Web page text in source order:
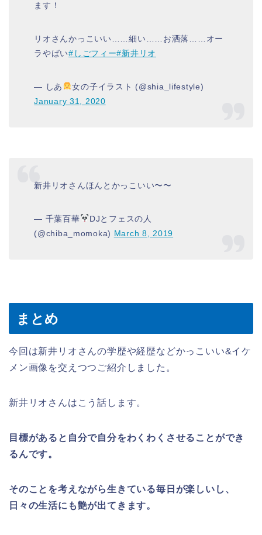
ます！
リオさんかっこいい……細い……お洒落……オー
ラやばい#しごフィー#新井リオ
— しあ
女の子イラスト (@shia_lifestyle)
January 31, 2020
新井リオさんほんとかっこいい〜〜
— 千葉百華
DJとフェスの人
(@chiba_momoka) March 8, 2019
まとめ
今回は新井リオさんの学歴や経歴などかっこいい&イケ
メン画像を交えつつご紹介しました。
新井リオさんはこう話します。
目標があると自分で自分をわくわくさせることができ
るんです。
そのことを考えながら生きている毎日が楽しいし、
日々の生活にも艶が出てきます。